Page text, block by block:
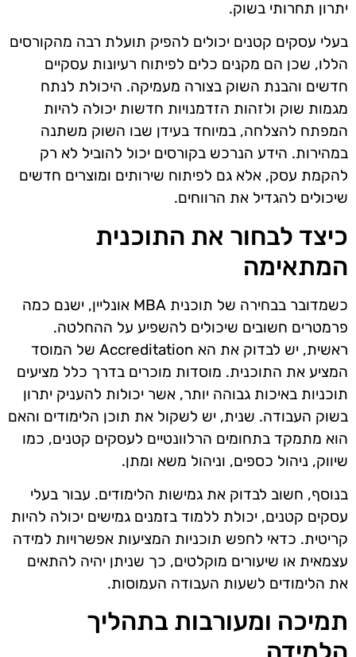
יתרון תחרותי בשוק.
בעלי עסקים קטנים יכולים להפיק תועלת רבה מהקורסים
הללו, שכן הם מקנים כלים לפיתוח רעיונות עסקיים
חדשים והבנת השוק בצורה מעמיקה. היכולת לנתח
מגמות שוק ולזהות הזדמנויות חדשות יכולה להיות
המפתח להצלחה, במיוחד בעידן שבו השוק משתנה
במהירות. הידע הנרכש בקורסים יכול להוביל לא רק
להקמת עסק, אלא גם לפיתוח שירותים ומוצרים חדשים
שיכולים להגדיל את הרווחים.
כיצד לבחור את התוכנית
המתאימה
כשמדובר בבחירה של תוכנית MBA אונליין, ישנם כמה
פרמטרים חשובים שיכולים להשפיע על ההחלטה.
ראשית, יש לבדוק את הא Accreditation של המוסד
המציע את התוכנית. מוסדות מוכרים בדרך כלל מציעים
תוכניות באיכות גבוהה יותר, אשר יכולות להעניק יתרון
בשוק העבודה. שנית, יש לשקול את תוכן הלימודים והאם
הוא מתמקד בתחומים הרלוונטיים לעסקים קטנים, כמו
שיווק, ניהול כספים, וניהול משא ומתן.
בנוסף, חשוב לבדוק את גמישות הלימודים. עבור בעלי
עסקים קטנים, יכולת ללמוד בזמנים גמישים יכולה להיות
קריטית. כדאי לחפש תוכניות המציעות אפשרויות למידה
עצמאית או שיעורים מוקלטים, כך שניתן יהיה להתאים
את הלימודים לשעות העבודה העמוסות.
תמיכה ומעורבות בתהליך